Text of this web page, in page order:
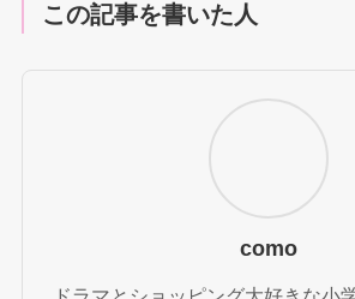
この記事を書いた人
como